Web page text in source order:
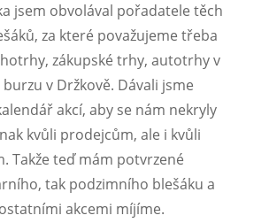
jsem obvolával pořadatele těch
za které považujeme třeba
zákupské trhy, autotrhy v
v Držkově. Dávali jsme
akcí, aby se nám nekryly
kvůli prodejcům, ale i kvůli
Takže teď mám potvrzené
tak podzimního blešáku a
akcemi míjíme.